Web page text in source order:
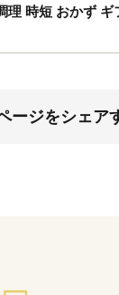
時短 おかず
ージをシェア